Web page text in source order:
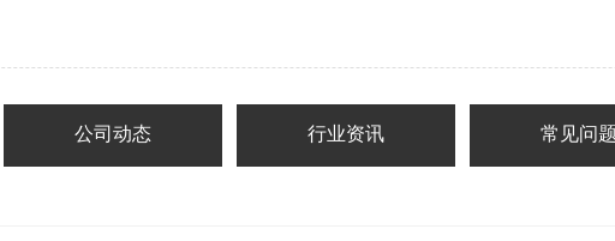
公司动态 行业资讯 常见问